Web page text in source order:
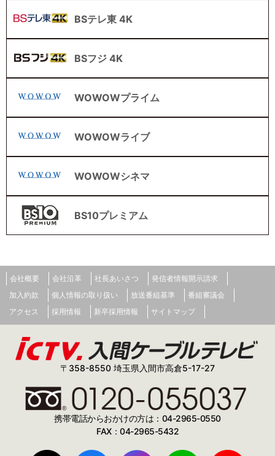
BSテレ東 4K
BSフジ 4K
WOWOWプライム
WOWOWライブ
WOWOWシネマ
BS10プレミアム
会社概要 会社沿革 社長あいさつ
発信者情報開示請求
加入約款
個人情報の取り扱い 放送番組基準
番組審議会
アクセス
採用情報 新卒採用情報 サイトマップ
〒358-8550 埼玉県入間市高倉5-17-27
携帯電話からおかけの方は：04-2965-0550
FAX：04-2965-5432